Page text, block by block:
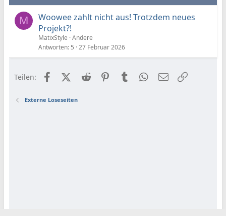
M
Woowee zahlt nicht aus! Trotzdem neues
Projekt?!
MatixStyle Andere
Antworten 5 27 Februar 2026
Teilen: FacebookX (Twitter)
Reddit PinterestTumblr WhatsApp
E-Mail
Externe Loseseiten